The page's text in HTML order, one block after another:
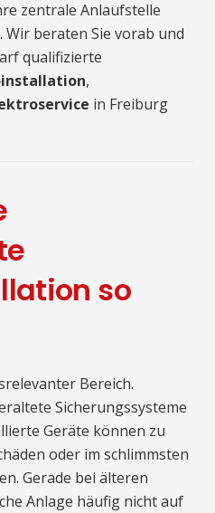
zentrale Anlaufstelle
beraten Sie vorab und
qualifizierte
,
in Freiburg
so
Bereich.
Sicherungssysteme
Geräte können zu
oder im schlimmsten
Gerade bei älteren
Anlage häufig nicht auf